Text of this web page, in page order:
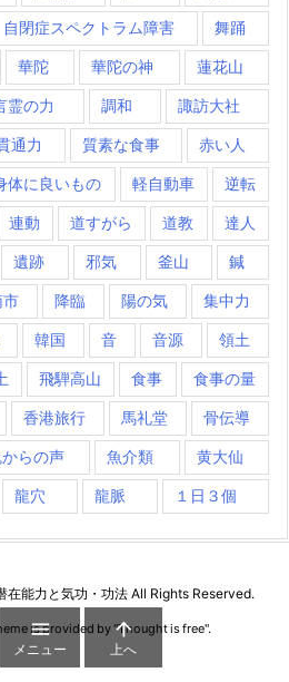
自閉症スペクトラム障害 舞踊
華陀 華陀の神 蓮花山
霊の力 調和 諏訪大社
通力 質素な食事 赤い人
体に良いもの 軽自動車 逆転
連動 道すがら 道教 達人
遺跡 邪気 釜山 鍼
市 降臨 陽の気 集中力
韓国 音 音源 領土
飛騨高山 食事 食事の量
香港旅行 馬礼堂 骨伝導
らの声 魚介類 黄大仙
龍穴 龍脈 １日３個
在能力と気功・功法 All Rights Reserved.
is provided by "Thought is free".

メニュー

上へ